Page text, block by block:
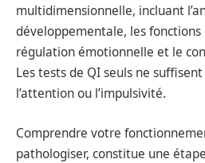
multidimensionnelle, incluant
développementale, les fonctions
régulation émotionnelle et le
Les tests de QI seuls ne
l’attention ou l’impulsivité.
Comprendre votre
pathologiser, constitue une